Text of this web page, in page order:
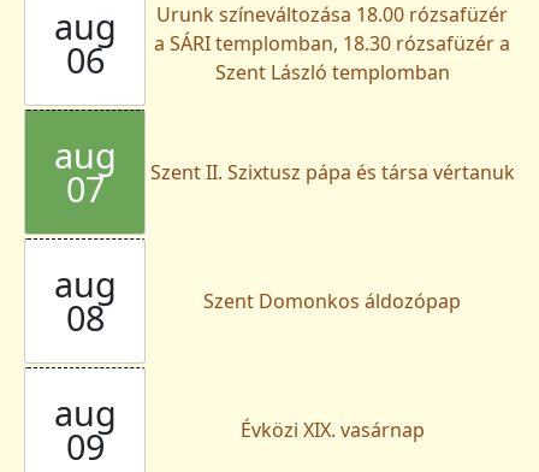
aug
06
Urunk színeváltozása 18.00 rózsafüzér
a SÁRI templomban, 18.30 rózsafüzér a
Szent László templomban
aug
07 Szent II. Szixtusz pápa és társa vértanuk
aug
08 Szent Domonkos áldozópap
aug
09 Évközi XIX. vasárnap